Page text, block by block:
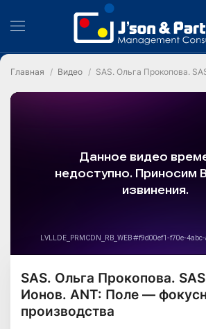
Главная Видео SAS. Ольга Прокопова.
SAS. Ольга Прокопова.
Ионов. ANT: Поле —
производства